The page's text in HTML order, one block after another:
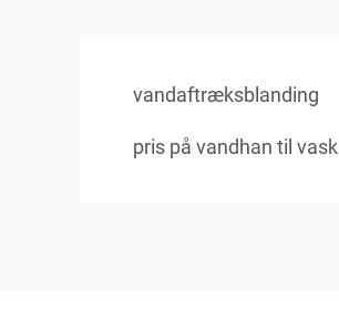
vandaftræksblanding
pris på vandhan til vask